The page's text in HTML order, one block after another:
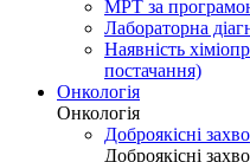
МРТ за
Лабораторна
Наявність
постачання)
Онкологія
Онкологія
Доброякісні
Доброякісні